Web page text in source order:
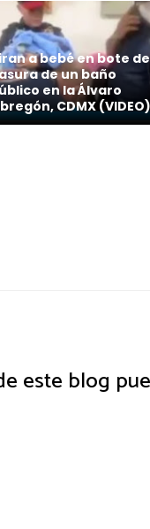
a bebé en bote de
de un baño
en la Álvaro
CDMX (VIDEO)
este blog